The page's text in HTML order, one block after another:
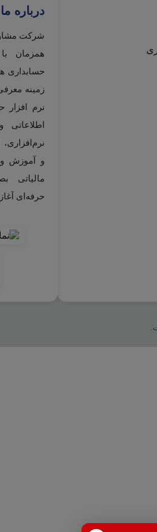
درباره ما
همزمان
حسابداری
زمینه
نرم افزار
اطلاعاتی
و آموزش و
مالیاتی
حرفه‌ای